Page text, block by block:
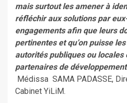
mais surtout les amener à
réfléchir aux solutions par
engagements afin que leurs
pertinentes et qu’on puisse
autorités publiques ou locales
partenaires de développement
Médissa SAMA PADASSE,
Cabinet YiLiM.